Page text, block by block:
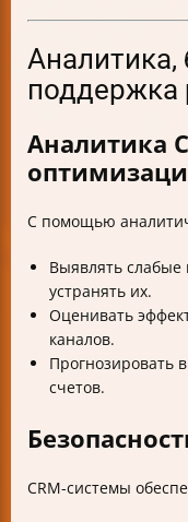
Аналитика,
поддержка
Аналитика
С помощью
Выявлять слабые
устранять их.
Оценивать
каналов.
Прогнозировать
счетов.
CRM-системы